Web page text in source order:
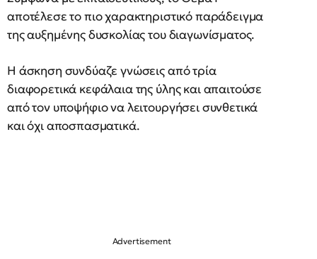
αποτέλεσε το πιο χαρακτηριστικό παράδειγμα
της αυξημένης δυσκολίας του διαγωνίσματος.
Η άσκηση συνδύαζε γνώσεις από τρία
διαφορετικά κεφάλαια της ύλης και απαιτούσε
από τον υποψήφιο να λειτουργήσει συνθετικά
και όχι αποσπασματικά.